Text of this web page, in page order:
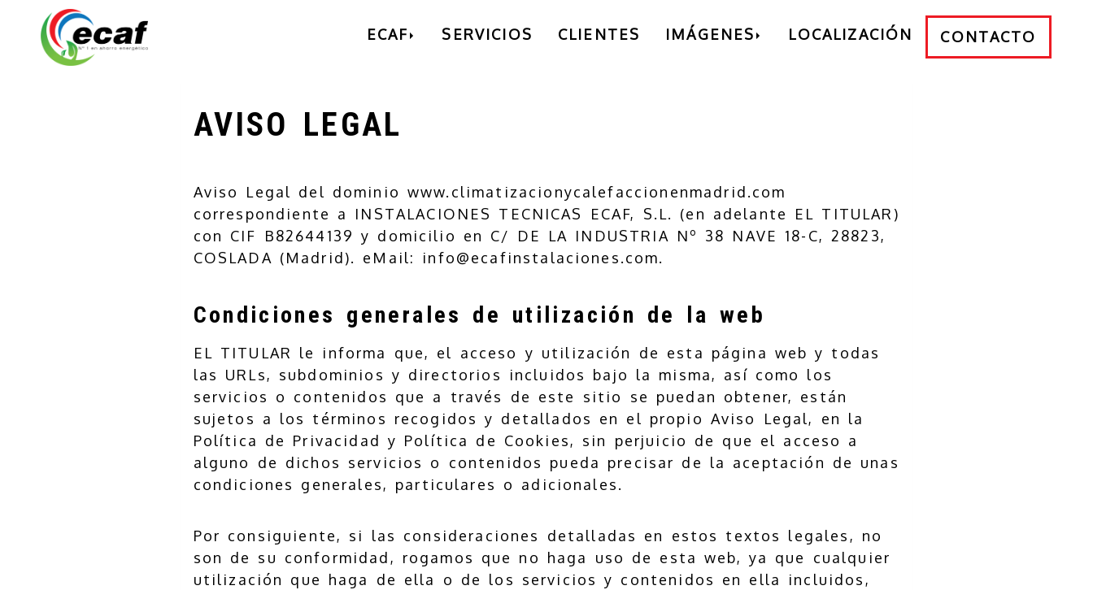
ECAF SERVICIOS CLIENTES IMÁGENES LOCALIZACIÓN CONTACTO
AVISO LEGAL
Aviso Legal del dominio www.climatizacionycalefaccionenmadrid.com
correspondiente a INSTALACIONES TECNICAS ECAF, S.L. (en adelante EL TITULAR)
con CIF B82644139 y domicilio en C/ DE LA INDUSTRIA Nº 38 NAVE 18-C,28823,
COSLADA (Madrid). eMail: info@ecafinstalaciones.com.
Condiciones generales de utilización de la web
EL TITULAR le informa que, el acceso y utilización de esta página web y todas
las URLs, subdominios y directorios incluidos bajo la misma, así como los
servicios o contenidos que a través de este sitio se puedan obtener, están
sujetos a los términos recogidos y detallados en el propio Aviso Legal, en la
Política de Privacidad y Política de Cookies, sin perjuicio de que el acceso a
alguno de dichos servicios o contenidos pueda precisar de la aceptación de unas
condiciones generales, particulares o adicionales.
Por consiguiente, si las consideraciones detalladas en estos textos legales, no
son de su conformidad, rogamos que no haga uso de esta web, ya que cualquier
utilización que haga de ella o de los servicios y contenidos en ella incluidos,